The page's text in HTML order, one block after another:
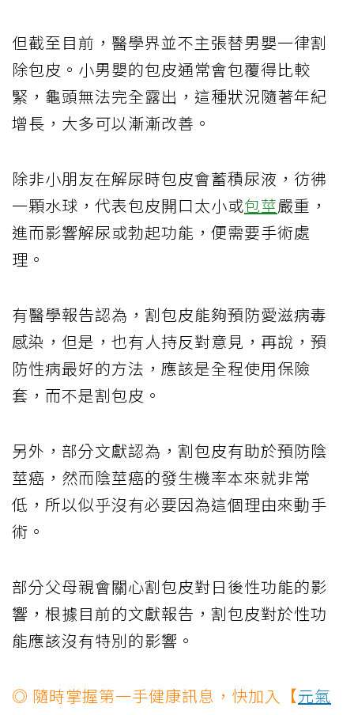
但截至目前，醫學界並不主張替男嬰一律割
除包皮。小男嬰的包皮通常會包覆得比較
緊，龜頭無法完全露出，這種狀況隨著年紀
增長，大多可以漸漸改善。
除非小朋友在解尿時包皮會蓄積尿液，彷彿
一顆水球，代表包皮開口太小或包莖嚴重，
進而影響解尿或勃起功能，便需要手術處
理。
有醫學報告認為，割包皮能夠預防愛滋病毒
感染，但是，也有人持反對意見，再說，預
防性病最好的方法，應該是全程使用保險
套，而不是割包皮。
另外，部分文獻認為，割包皮有助於預防陰
莖癌，然而陰莖癌的發生機率本來就非常
低，所以似乎沒有必要因為這個理由來動手
術。
部分父母親會關心割包皮對日後性功能的影
響，根據目前的文獻報告，割包皮對於性功
能應該沒有特別的影響。
◎ 隨時掌握第一手健康訊息，快加入【元氣